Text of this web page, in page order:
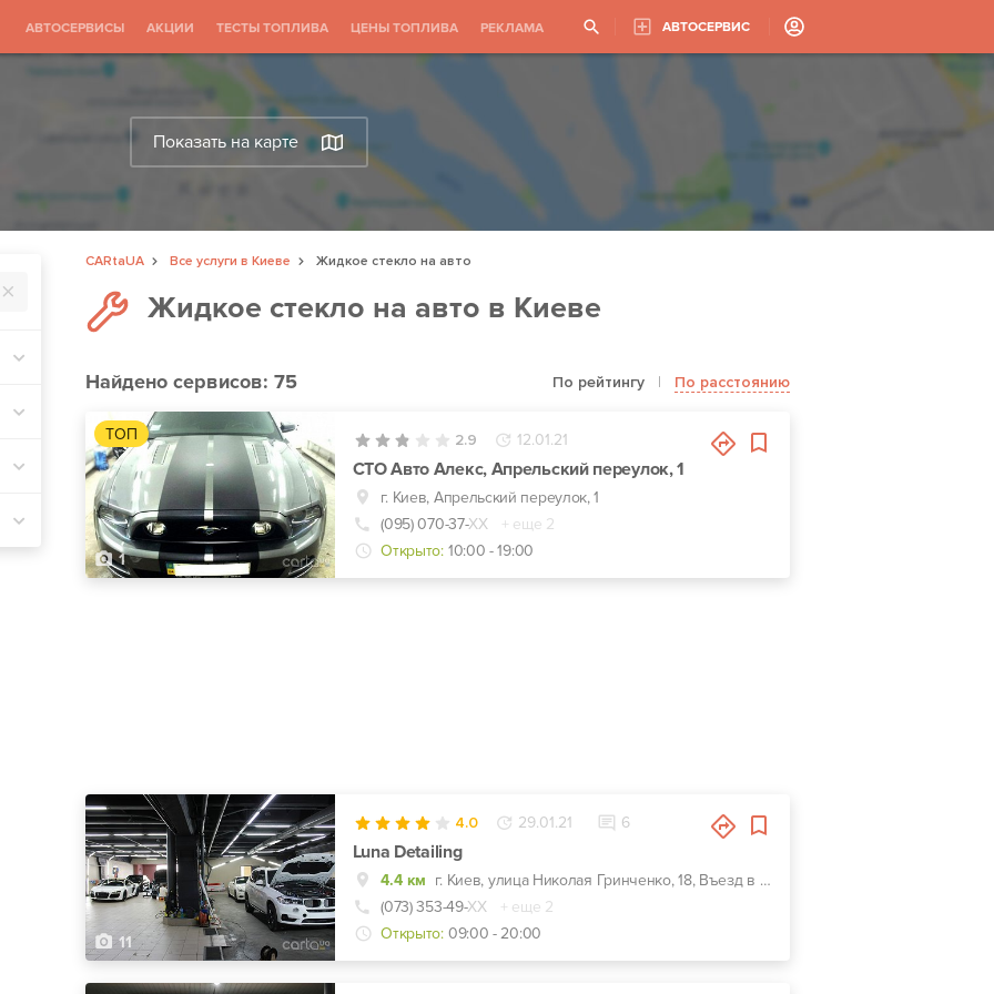
АВТОСЕРВИСЫ АКЦИИ ТЕСТЫ ТОПЛИВА ЦЕНЫ ТОПЛИВА РЕКЛАМА АВТОСЕРВИС
Показать на карте
CARtaUA Все услуги в Киеве
Жидкое стекло на авто
Жидкое стекло на авто в Киеве
Найденосервисов: 75 По рейтингу | По расстоянию
ТОП
1
2.9 12.01.21
СТО Авто Алекс, Апрельский переулок, 1
г. Киев, Апрельский переулок, 1
(095) 070-37-ХХ
+ еще 2
Открыто: 10:00 - 19:00
11
4.0 29.01.21 6
Luna Detailing
4.4 км
г. Киев, улица Николая Гринченко, 18, Въезд в основные ворота комплекса. Второй этаж. На посту охраны можно уточнить
(073) 353-49-ХХ
+ еще 2
Открыто: 09:00 - 20:00